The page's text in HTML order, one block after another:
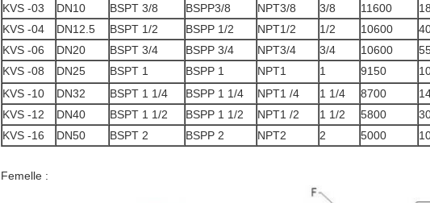
KVS -03
DN10 BSPT 3/8 BSPP3/8 NPT3/8 3/8 11600
18
KVS -04
DN12.5 BSPT 1/2 BSPP 1/2 NPT1/2 1/2 10600
KVS -06
DN20 BSPT 3/4 BSPP 3/4 NPT3/4 3/4 10600
KVS -08
DN25 BSPT 1 BSPP 1 NPT1 1 9150
KVS -10
DN32 BSPT 1 1/4 BSPP 1 1/4 NPT1 /4 1 1/4 8700
KVS -12
DN40 BSPT 1 1/2 BSPP 1 1/2 NPT1 /2 1 1/2 5800
KVS -16
DN50 BSPT 2 BSPP 2 NPT2 2 5000
Femelle :